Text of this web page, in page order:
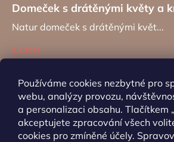
Používáme cookies nezbytné pro
webu, analýzy provozu,
a personalizaci obsahu. Tlačítkem
akceptujete zpracování všech
cookies pro zmíněné účely.
Domeček s drátěnými květy a
Natur domeček s drátěnými květ...
2.4.2026
Návod na výrobu záložky do kní...
ARCHIV